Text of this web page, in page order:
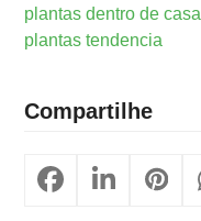
plantas dentro de casa
plantas tendencia
Compartilhe